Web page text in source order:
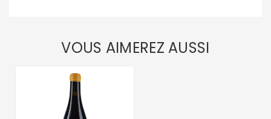
VOUS AIMEREZ AUSSI